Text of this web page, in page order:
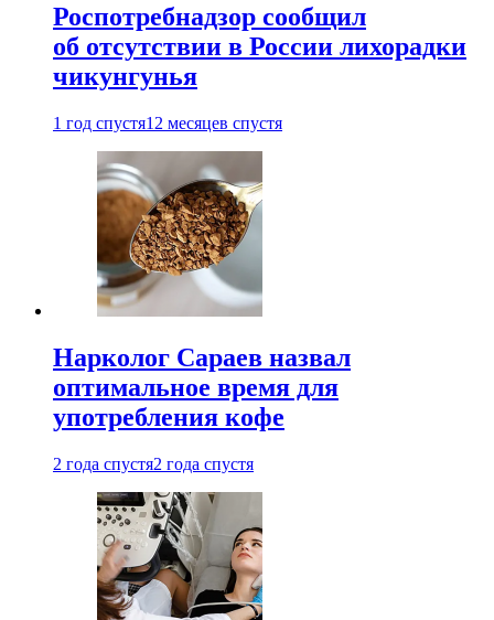
Роспотребнадзор сообщил
об отсутствии в России лихорадки
чикунгунья
1 год спустя12 месяцев спустя
Нарколог Сараев назвал
оптимальное время для
употребления кофе
2 года спустя2 года спустя